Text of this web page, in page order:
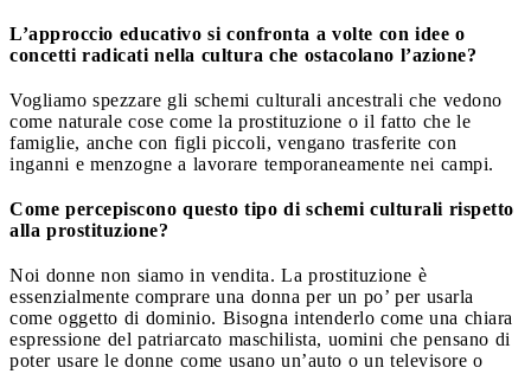
L’approccio educativo si confronta a volte con idee o
concetti radicati nella cultura che ostacolano l’azione?
Vogliamo spezzare gli schemi culturali ancestrali che vedono
come naturale cose come la prostituzione o il fatto che le
famiglie, anche con figli piccoli, vengano trasferite con
inganni e menzogne a lavorare temporaneamente nei campi.
Come percepiscono questo tipo di schemi culturali rispetto
alla prostituzione?
Noi donne non siamo in vendita. La prostituzione è
essenzialmente comprare una donna per un po’ per usarla
come oggetto di dominio. Bisogna intenderlo come una chiara
espressione del patriarcato maschilista, uomini che pensano di
poter usare le donne come usano un’auto o un televisore o